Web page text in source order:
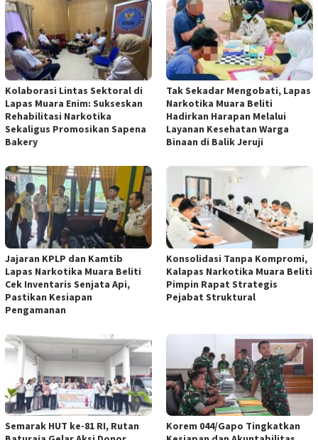
Kolaborasi Lintas Sektoral di
Lapas Muara Enim: Sukseskan
Rehabilitasi Narkotika
Sekaligus Promosikan Sapena
Bakery
Tak Sekadar Mengobati, Lapas
Narkotika Muara Beliti
Hadirkan Harapan Melalui
Layanan Kesehatan Warga
Binaan di Balik Jeruji
Jajaran KPLP dan Kamtib
Lapas Narkotika Muara Beliti
Cek Inventaris Senjata Api,
Pastikan Kesiapan
Pengamanan
Konsolidasi Tanpa Kompromi,
Kalapas Narkotika Muara Beliti
Pimpin Rapat Strategis
Pejabat Struktural
Semarak HUT ke-81 RI, Rutan
Korem 044/Gapo Tingkatkan